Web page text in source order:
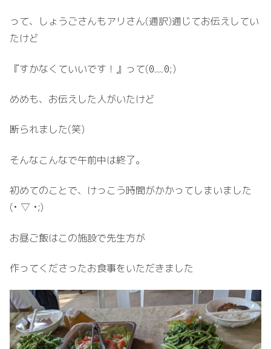
って、しょうごさんもアリさん(通訳)通じてお伝えしてい
たけど
『すかなくていいです！』って(⁠ꏿ⁠﹏⁠ꏿ⁠;⁠)
めめも、お伝えした人がいたけど
断られました(笑)
そんなこんなで午前中は終了。
初めてのことで、けっこう時間がかかってしまいました
(⁠•⁠ ⁠▽⁠ ⁠•⁠;⁠)
お昼ご飯はこの施設で先生方が
作ってくださったお食事をいただきました